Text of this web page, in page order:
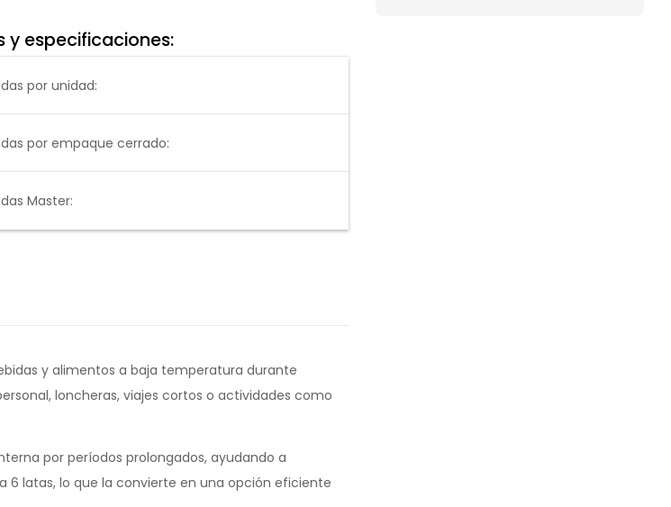
y especificaciones:
por unidad:
por empaque cerrado:
Master:
y alimentos a baja temperatura durante
loncheras, viajes cortos o actividades como
por períodos prolongados, ayudando a
latas, lo que la convierte en una opción eficiente